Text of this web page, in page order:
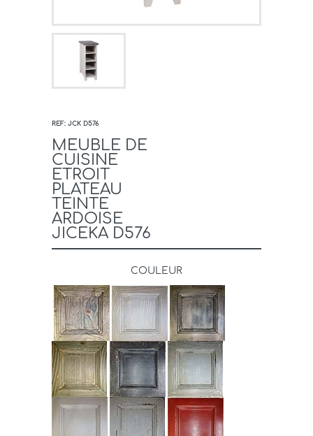
REF: JCK D576
MEUBLE DE
CUISINE
ETROIT
PLATEAU
TEINTE
ARDOISE
JICEKA D576
COULEUR